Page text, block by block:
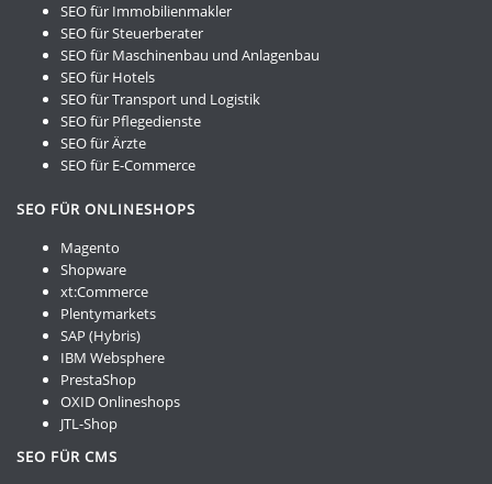
SEO für Immobilienmakler
SEO für Steuerberater
SEO für Maschinenbau und Anlagenbau
SEO für Hotels
SEO für Transport und Logistik
SEO für Pflegedienste
SEO für Ärzte
SEO für E-Commerce
SEO FÜR ONLINESHOPS
Magento
Shopware
xt:Commerce
Plentymarkets
SAP (Hybris)
IBM Websphere
PrestaShop
OXID Onlineshops
JTL-Shop
SEO FÜR CMS